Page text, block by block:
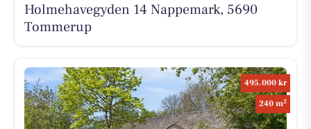
Holmehavegyden 14 Nappemark, 5690
Tommerup
495.000 kr
240 m2